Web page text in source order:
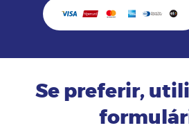
Se preferir,